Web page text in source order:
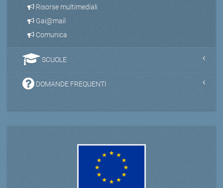
Risorse multimediali
Gai@mail
Comunica
SCUOLE
DOMANDE FREQUENTI